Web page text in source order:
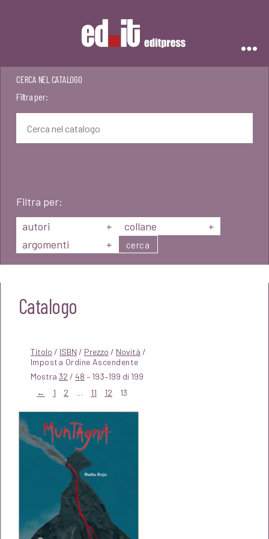
CERCA NEL CATALOGO
Filtra per:
Filtra per:
autori
+ collane
+
argomenti
+ cerca
Catalogo
Titolo / ISBN / Prezzo / Novità /
Mostra 32 / 48 – 193–199 di 199
←
1 2 … 11 12 13